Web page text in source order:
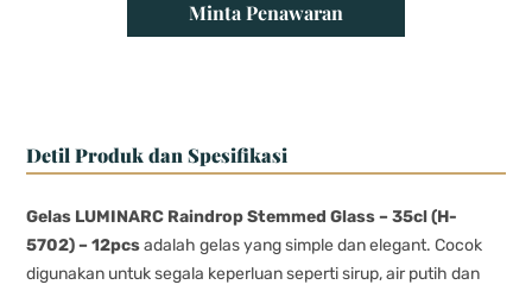
Minta Penawaran
Detil Produk dan Spesifikasi
Gelas LUMINARC Raindrop Stemmed Glass – 35cl (H-
5702) – 12pcsadalah gelas yang simple dan elegant. Cocok
digunakan untuk segala keperluan seperti sirup, air putih dan